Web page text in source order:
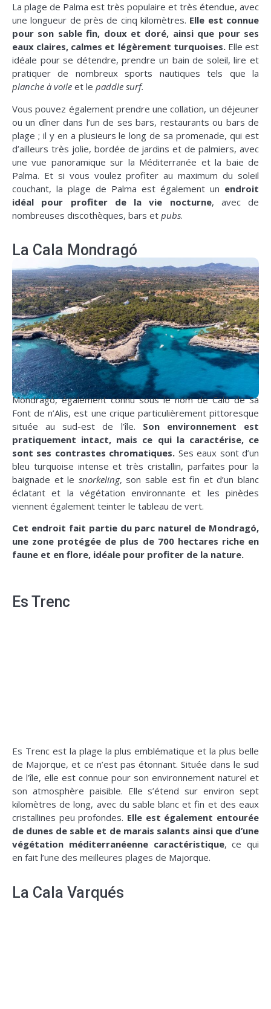
La plage de Palma est très populaire et très étendue, avec
une longueur de près de cinq kilomètres. Elle est connue
pour son sable fin, doux et doré, ainsi que pour ses
eaux claires, calmes et légèrement turquoises.Elle est
idéale pour se détendre, prendre un bain de soleil, lire et
pratiquer de nombreux sports nautiques tels que la
planche à voile et le paddle surf.
Vous pouvez également prendre une collation, un déjeuner
ou un dîner dans l’un de ses bars, restaurants ou bars de
plage ; il y en a plusieurs le long de sa promenade, qui est
d’ailleurs très jolie, bordée de jardins et de palmiers, avec
une vue panoramique sur la Méditerranée et la baie de
Palma. Et si vous voulez profiter au maximum du soleil
couchant, la plage de Palma est également un endroit
idéal pour profiter de la vie nocturne, avec de
nombreuses discothèques, bars et pubs.
La Cala Mondragó
Mondragó, également connu sous le nom de Caló de Sa
Font de n’Alis, est une crique particulièrement pittoresque
située au sud-est de l’île. Son environnement est
pratiquement intact, mais ce qui la caractérise, ce
sont ses contrastes chromatiques. Ses eaux sont d’un
bleu turquoise intense et très cristallin, parfaites pour la
baignade et le snorkeling, son sable est fin et d’un blanc
éclatant et la végétation environnante et les pinèdes
viennent également teinter le tableau de vert.
Cet endroit fait partie du parc naturel de Mondragó,
une zone protégée de plus de 700 hectares riche en
faune et en flore, idéale pour profiter de la nature.
Es Trenc
Es Trenc est la plage la plus emblématique et la plus belle
de Majorque, et ce n’est pas étonnant. Située dans le sud
de l’île, elle est connue pour son environnement naturel et
son atmosphère paisible. Elle s’étend sur environ sept
kilomètres de long, avec du sable blanc et fin et des eaux
cristallines peu profondes. Elle est également entourée
de dunes de sable et de marais salants ainsi que d’une
végétation méditerranéenne caractéristique, ce qui
en fait l’une des meilleures plages de Majorque.
La Cala Varqués